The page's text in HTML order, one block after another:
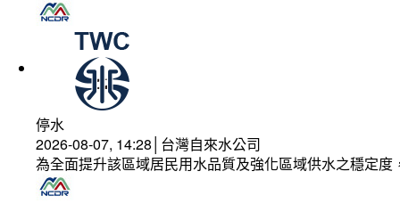
停水
2026-08-07, 14:28│台灣自來水公司
為全面提升該區域居民用水品質及強化區域供水之穩定